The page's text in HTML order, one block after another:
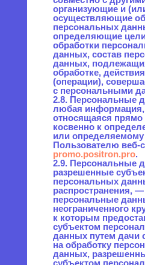
(передача персональных
данных) или на ознакомление
с персональными данными
неограниченного круга лиц,
в том числе обнародование
персональных данных
в средствах массовой
информации, размещение
в информационно-
телекоммуникационных сетях
или предоставление доступа
к персональным данным
каким-либо иным способом.
2.13. Трансграничная передача
персональных данных —
передача персональных
данных на территорию
иностранного государства
органу власти иностранного
государства, иностранному
физическому или
иностранному юридическому
лицу.
2.14. Уничтожение
персональных данных —
любые действия, в результате
которых персональные
данные уничтожаются
безвозвратно
с невозможностью
дальнейшего восстановления
содержания персональных
данных в информационной
системе персональных данных
и (или) уничтожаются
материальные носители
персональных данных.